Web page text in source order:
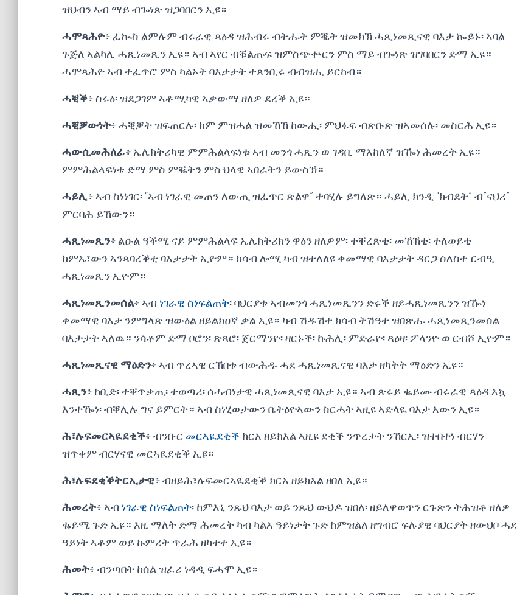
ዝህብን ኣብ ማይ ብጐነጽ ዝጋባበርን ኢዩ።
ሓሞጻሕዮ፥ ፈኲስ ልምሉም ብሩራዊ-ጻዕዳ ዝሕብሩ ብትሑት ምቘት ዝመክኽ ሓጺነመጺናዊ ባእታ ኰይኑ፡ ኣባል
ጉጅለ ኣልካሊ ሓጺነመጺን ኢዩ። ኣብ ኣየር ብቑልጡፍ ዝምስጭቍርን ምስ ማይ ብጐነጽ ዝገባበርን ድማ ኢዩ።
ሓሞጻሕዮ ኣብ ተፈጥሮ ምስ ካልኦት ባእታታት ተጸንቢሩ ብብዝሒ ይርከብ።
ሓቒቕ፥ ስሩዕ፡ ዝደጋገም ኣቶሚካዊ ኣቃውማ ዘለዎ ደረቕ ኢዩ።
ሓቒቓውነት፥ ሓቒቓት ዝፍጠርሉ፡ ከም ምዝሓል ዝመኸኸ ከውሒ፡ ምህፋፍ ብጽቡጽ ዝኣመሰሉ፡ መስርሕ ኢዩ።
ሓውሲመሕለፊ፥ ኤሌክትሪካዊ ምምሕልላፍነቱ ኣብ መንጎ ሓጺን ወ ገዳቢ ማእከለኛ ዝዀነ ሕመረት ኢዩ።
ምምሕልላፍነቱ ድማ ምስ ምቘትን ምስ ህላዌ ኣበራትን ይውስኽ።
ሓይሊ፥ ኣብ ስነነገር፡ “ኣብ ነገራዊ መጠን ለውጢ ዝፈጥር ጽልዋ” ተባሂሉ ይግለጽ። ሓይሊ ክንዲ “ክብደት” ብ”ናህሪ”
ምርባሕ ይኸውን።
ሓጺነመጺን፥ ልዑል ዓቕሚ ናይ ምምሕልላፍ ኤሌክትሪክን ዋዕን ዘለዎም፡ ተቐረጽቲ፡ መኸኽቲ፡ ተለወይቲ
ከምኡ፣ውን ኣንጻባረቕቲ ባእታታት ኢዮም። ክሳብ ሎሚ ካብ ዝተለለዩ ቀመማዊ ባእታታት ዳርጋ ሰለስተ-ርብዒ
ሓጺነመጺን ኢዮም።
ሓጺነመጺንመሰል፥ ኣብ ነገራዊ ስነፍልጠት፡ ባህርያቱ ኣብመንጎ ሓጺነመጺንን ድሩቕ ዘይሓጺነመጺንን ዝዀነ
ቀመማዊ ባእታ ንምግላጽ ዝውዕል ዘይልክዐኛ ቃል ኢዩ። ካብ ሽዱሽተ ክሳብ ትሽዓተ ዝበጽሑ ሓጺነመጺንመሰል
ባእታታት ኣለዉ። ንሳቶም ድማ ቦሮን፡ ጽጻሮ፡ ጀርማንዮ፡ ዛርኑቕ፡ ኩሕሊ፡ ምድራዮ፡ ጻዕዛ፡ ፖላንዮ ወ ርብሾ ኢዮም።
ሓጺነመጺናዊ ማዕድን፥ ኣብ ጥረኣዊ ርኽበቱ ብውሕዱ ሓደ ሓጺነመጺናዊ ባእታ ዘካትት ማዕድን ኢዩ።
ሓጺን፥ ከቢድ፡ ተቐጥቃጢ፡ ተወጣሪ፡ ሰሓብነታዊ ሓጺነመጺናዊ ባእታ ኢዩ። ኣብ ጽሩይ ቈይሙ ብሩራዊ-ጻዕዳ እኳ
እንተዀነ፡ ብቐሊሉ ግና ይምርት። ኣብ ስነሂወታውን ቤትዕዮኣውን ስርሓት ኣዚዩ ኣድላዪ ባእታ እውን ኢዩ።
ሕ፣ሉፍመርኣዪደቂቕ፥ ብንቡር መርኣዪደቂቕ ክርአ ዘይክእል ኣዚዩ ደቂቕ ንጥረታት ንኸርኢ፡ ዝተበተነ ብርሃን
ዝጥቀም ብርሃናዊ መርኣዪደቂቕ ኢዩ።
ሕ፣ሉፍደቂቕትርኢታዊ፥ ብዘይሕ፣ሉፍመርኣዪደቂቕ ክርአ ዘይክእል ዘበለ ኢዩ።
ሕመረት፥ ኣብ ነገራዊ ስነፍልጠት፡ ከምእኒ ንጹህ ባእታ ወይ ንጹህ ውህዶ ዝበለ፡ ዘይለዋወጥን ርጉጽን ትሕዝቶ ዘለዎ
ቈይሚ ጉድ ኢዩ። እዚ ማለት ድማ ሕመረት ካብ ካልእ ዓይነታት ጉድ ከምዝልለ ዘግብሮ ፍሉያዊ ባህርያት ዘውህቦ ሓደ
ዓይነት ኣቶም ወይ ኩምሪት ጥራሕ ዘካተተ ኢዩ።
ሕመት፥ ብንጣበት ከሰል ዝፈሪ ነዳዲ ፍሓሞ ኢዩ።